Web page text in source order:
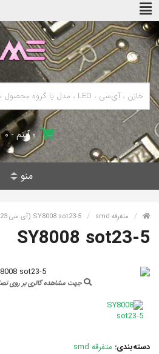
۰ آیتم - ۰
منو
متفرقه smd SY8008 sot23-5 (آی سی sy8008 sot23)
SY8008 sot23-5
جهت مشاهده گالری بر روی
دسته‌بندی: متفرقه smd